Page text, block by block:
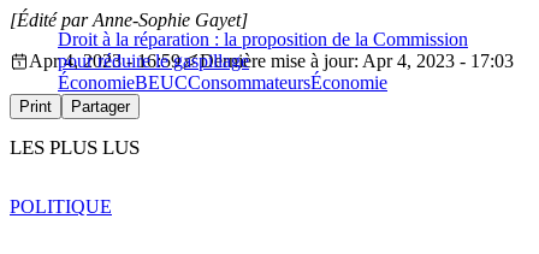
Droit à la réparation : la proposition de la Commission
pour réduire le gaspillage
[Édité par Anne-Sophie Gayet]
Apr 4, 2023 - 16:59
Dernière mise à jour: Apr 4, 2023 - 17:03
ÉconomieBEUCConsommateursÉconomie
Print Partager
LES PLUS LUS
POLITIQUE